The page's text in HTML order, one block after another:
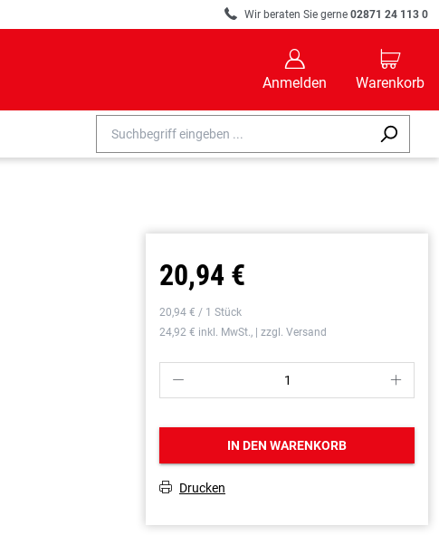
R Wir beraten Sie gerne 02871 24 113 0
B
Anmelden
C
Warenkorb
20,94 €
20,94 € / 1 Stück
24,92 € inkl. MwSt., | zzgl. Versand
P S
IN DEN WARENKORB
T Drucken